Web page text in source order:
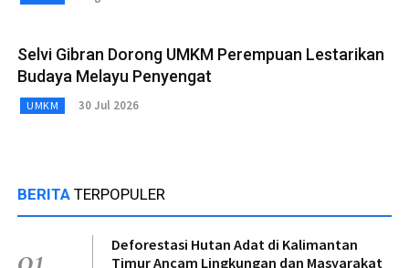
Selvi Gibran Dorong UMKM Perempuan Lestarikan
Budaya Melayu Penyengat
UMKM 30 Jul 2026
BERITA TERPOPULER
Deforestasi Hutan Adat di Kalimantan
Timur Ancam Lingkungan dan Masyarakat